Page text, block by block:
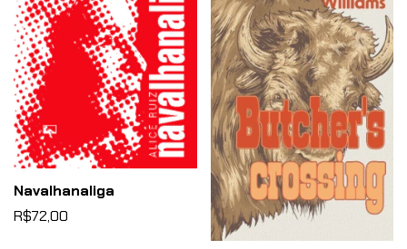
Navalhanaliga
R$72,00